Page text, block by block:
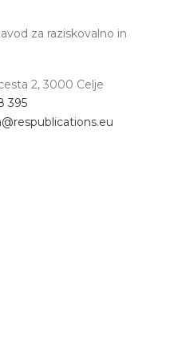
za raziskovalno in
2, 3000 Celje
395